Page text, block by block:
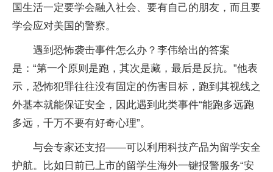
国生活一定要学会融入社会、要有自己的朋友，而且要
学会应对美国的警察。
遇到恐怖袭击事件怎么办？李伟给出的答案
是：“第一个原则是跑，其次是藏，最后是反抗。”他表
示，恐怖犯罪往往没有固定的伤害目标，跑到其视线之
外基本就能保证安全，因此遇到此类事件“能跑多远跑
多远，千万不要有好奇心理”。
与会专家还支招——可以利用科技产品为留学安全
护航。比如日前已上市的留学生海外一键报警服务“安